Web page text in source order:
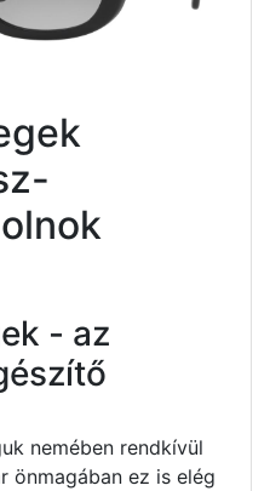
- az
nemében rendkívül
önmagában ez is elég